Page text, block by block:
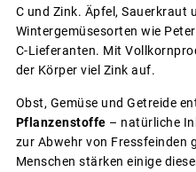
C und Zink. Äpfel, Sauerkraut
Wintergemüsesorten wie
C-Lieferanten. Mit
der Körper viel Zink auf.
Obst, Gemüse und Getreide
Pflanzenstoffe – natürliche
zur Abwehr von Fressfeinden
Menschen stärken einige